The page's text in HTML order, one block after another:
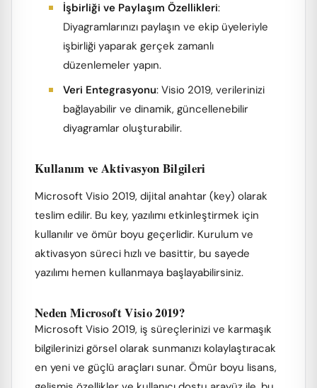
İşbirliği ve Paylaşım Özellikleri:
Diyagramlarınızı paylaşın ve ekip üyeleriyle
işbirliği yaparak gerçek zamanlı
düzenlemeler yapın.
Veri Entegrasyonu: Visio 2019, verilerinizi
bağlayabilir ve dinamik, güncellenebilir
diyagramlar oluşturabilir.
Kullanım ve Aktivasyon Bilgileri
Microsoft Visio 2019, dijital anahtar (key) olarak
teslim edilir. Bu key, yazılımı etkinleştirmek için
kullanılır ve ömür boyu geçerlidir. Kurulum ve
aktivasyon süreci hızlı ve basittir, bu sayede
yazılımı hemen kullanmaya başlayabilirsiniz.
Neden Microsoft Visio 2019?
Microsoft Visio 2019, iş süreçlerinizi ve karmaşık
bilgilerinizi görsel olarak sunmanızı kolaylaştıracak
en yeni ve güçlü araçları sunar. Ömür boyu lisans,